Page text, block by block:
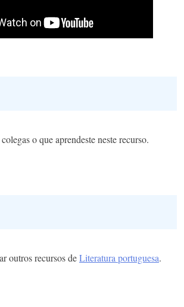
o que aprendeste neste recurso.
outros recursos deLiteratura portuguesa.